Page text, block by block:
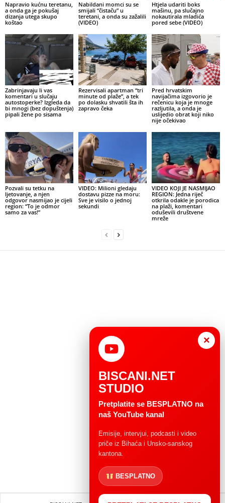
Napravio kućnu teretanu,
a onda ga je pokušaj
dizanja utega skupo
koštao
Nabildani momci su se
smijali “čistaču” u
teretani, a onda su zažalili
(VIDEO)
Htjela udariti boks
mašinu, pa slučajno
nokautirala mladića
pored sebe (VIDEO)
Zabrinjavaju li vas
komentari u slučaju
autostoperke? Izgleda da
bi mnogi (bez dopuštenja)
pipali žene po sisama
Rezervisali apartman “tri
minute od plaže”, a tek
po dolasku shvatili šta ih
zapravo čeka
Pred hrvatskim
navijačima izgovorio je
rečenicu koja je mnoge
razljutila, a onda je
uslijedio obrat koji niko
nije očekivao
Pozvali su tetku na
ljetovanje, a njen
odgovor nasmijao je cijeli
region: “To je odmor
samo za vas!”
VIDEO: Milioni gledaju
dostavu pizze na moru:
Sve je visilo o jednoj
sekundi
VIDEO KOJI JE NASMIJAO
REGION: Jedna riječ
otkrila odakle je porodica
na plaži, komentari
oduševili društvene
mreže
×
BISCANI.NET
STUDIO
Pretplatite se BESPLATNO na
naš YouTube kanal
Emisije, intervjui, podcasti i video
priče iz Bihaća i Unsko-sanskog
kantona.
BESPLATNO